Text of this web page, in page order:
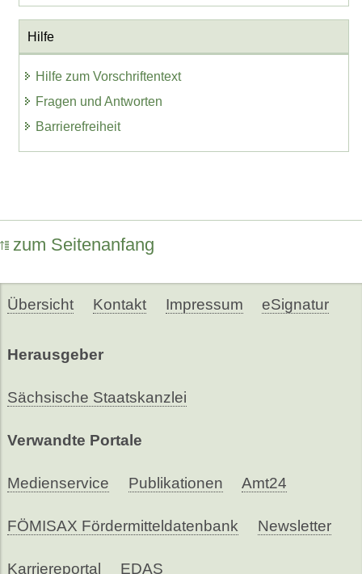
Hilfe
Hilfe zum Vorschriftentext
Fragen und Antworten
Barrierefreiheit
zum Seitenanfang
Übersicht Kontakt Impressum eSignatur
Herausgeber
Sächsische Staatskanzlei
Verwandte Portale
Medienservice Publikationen Amt24
FÖMISAX Fördermitteldatenbank Newsletter
Karriereportal EDAS